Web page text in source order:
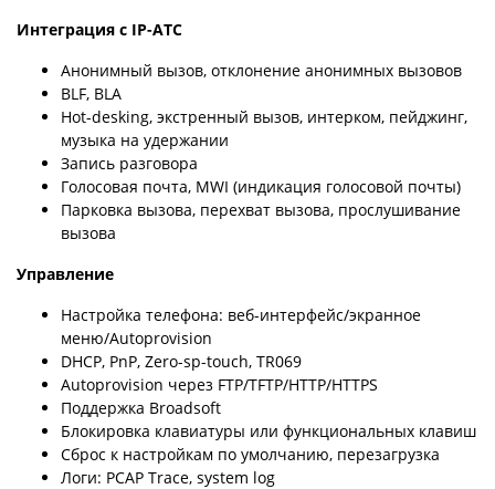
Интеграция с IP-АТС
Анонимный вызов, отклонение анонимных вызовов
BLF, BLA
Hot-desking, экстренный вызов, интерком, пейджинг,
музыка на удержании
Запись разговора
Голосовая почта, MWI (индикация голосовой почты)
Парковка вызова, перехват вызова, прослушивание
вызова
Управление
Настройка телефона: веб-интерфейс/экранное
меню/Autoprovision
DHCP, PnP, Zero-sp-touch, TR069
Autoprovision через FTP/TFTP/HTTP/HTTPS
Поддержка Broadsoft
Блокировка клавиатуры или функциональных клавиш
Сброс к настройкам по умолчанию, перезагрузка
Логи: PCAP Trace, system log